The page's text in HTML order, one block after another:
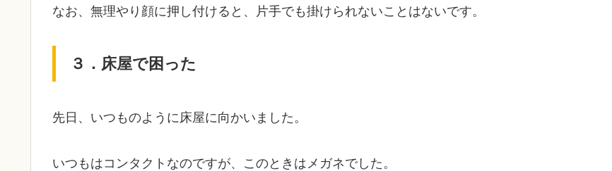
なお、無理やり顔に押し付けると、片手でも掛けられないことはないです。
３．床屋で困った
先日、いつものように床屋に向かいました。
いつもはコンタクトなのですが、このときはメガネでした。